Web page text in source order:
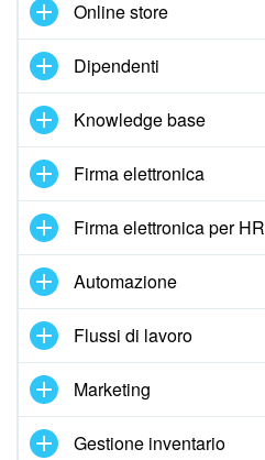
Online store
Dipendenti
Knowledge base
Firma elettronica
Firma elettronica per HR
Automazione
Flussi di lavoro
Marketing
Gestione inventario